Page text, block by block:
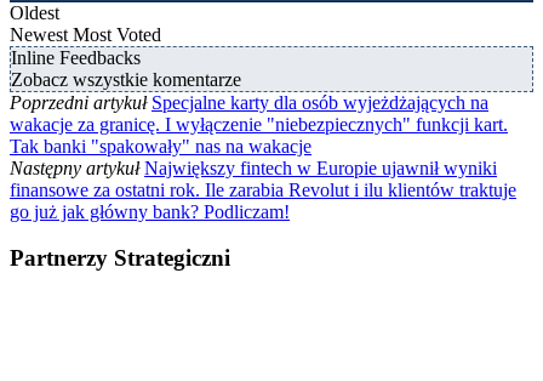
Oldest
Newest Most Voted
Inline Feedbacks
Zobacz wszystkie komentarze
Poprzedni artykuł Specjalne karty dla osób wyjeżdżających na
wakacje za granicę. I wyłączenie "niebezpiecznych" funkcji kart.
Tak banki "spakowały" nas na wakacje
Następny artykuł Największy fintech w Europie ujawnił wyniki
finansowe za ostatni rok. Ile zarabia Revolut i ilu klientów traktuje
go już jak główny bank? Podliczam!
Partnerzy Strategiczni